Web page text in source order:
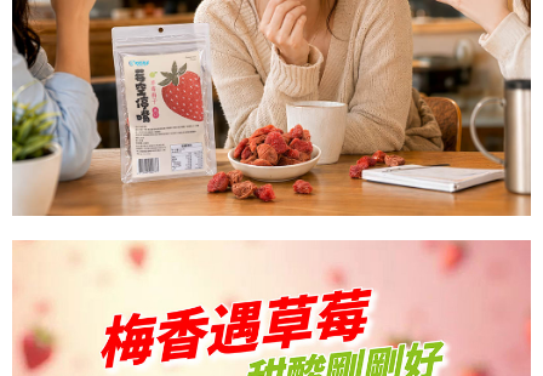
１．透過由恩沛科技股份有限公司提供之「AFTEE先享後付」服務完成之交
易，需依本服務之必要範圍內提供個人資料，並將交易相關給付款項請求債
權轉讓予恩沛科技股份有限公司。
２．關於個人資料處理事宜，請瀏覽以下網址：
https://aftee.tw/terms/#terms3
３．未成年的使用者請事先徵得法定代理人或監護人之同意方可使用
「AFTEE先享後付」，若未經同意申辦者引起之損失，本公司不負相關責
任。
４．使用「AFTEE先享後付」時，將依據個別帳號之用戶狀況，依本公司即
時審查核予不同之上限額度；若仍有額度不足之情形，本公司將視審查結果
５．嚴禁一人註冊多個帳號或使用他人資訊註冊。若發現惡意使用之情形，
恩沛科技股份有限公司將有權停止該用戶之使用額度並採取法律行動。
每筆NT$150，滿NT$1,200(含以上)免運費